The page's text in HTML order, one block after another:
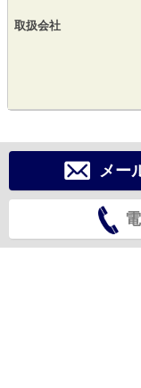
取扱会社
メー